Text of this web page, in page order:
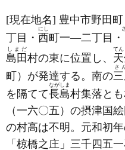
[現在地名] 豊中市野田町
丁目・ 西
にし
町一―二丁目・
島田
しまだ
村の東に位置し、
てん
町） が発達する。南の
さ
を隔てて長島
ながしま
村集落と
（一六〇五） の摂津国
の村高は不明。元和初
「椋橋之庄 」三千四五